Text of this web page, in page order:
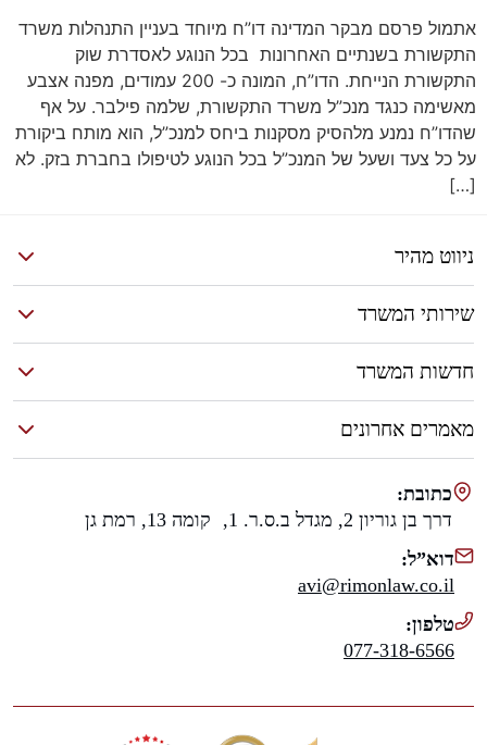
אתמול פרסם מבקר המדינה דו”ח מיוחד בעניין התנהלות משרד
התקשורת בשנתיים האחרונות בכל הנוגע לאסדרת שוק
התקשורת הנייחת. הדו”ח, המונה כ- 200 עמודים, מפנה אצבע
מאשימה כנגד מנכ”ל משרד התקשורת, שלמה פילבר. על אף
שהדו”ח נמנע מלהסיק מסקנות ביחס למנכ”ל, הוא מותח ביקורת
על כל צעד ושעל של המנכ”ל בכל הנוגע לטיפולו בחברת בזק. לא
[…]
כתובת:
דרך בן גוריון 2, מגדל ב.ס.ר. 1, קומה 13, רמת גן
דוא”ל:
avi@rimonlaw.co.il
טלפון:
077-318-6566
ניווט מהיר
שירותי המשרד
חדשות המשרד
מאמרים אחרונים